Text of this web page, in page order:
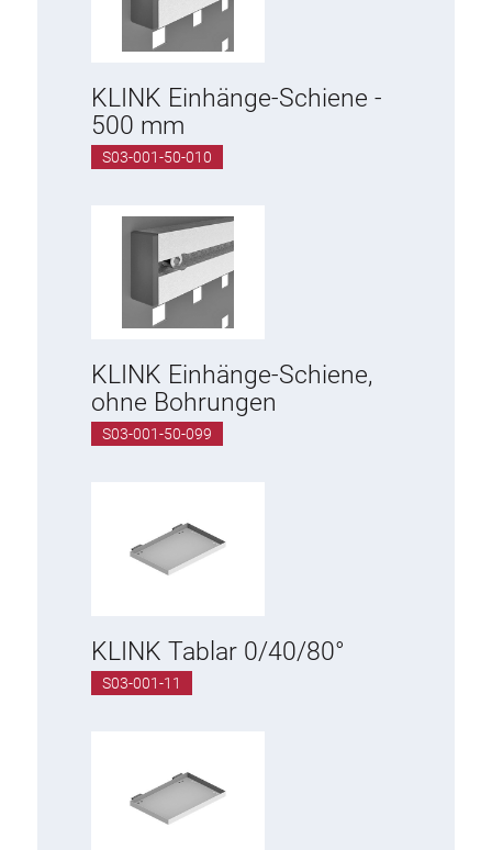
KLINK Einhänge-Schiene -
500 mm
S03-001-50-010
KLINK Einhänge-Schiene,
ohne Bohrungen
S03-001-50-099
KLINK Tablar 0/40/80°
S03-001-11